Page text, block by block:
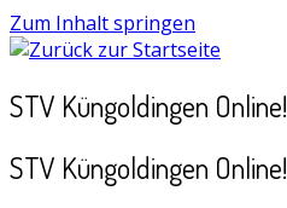
Zum Inhalt springen
STV Küngoldingen Online!
STV Küngoldingen Online!